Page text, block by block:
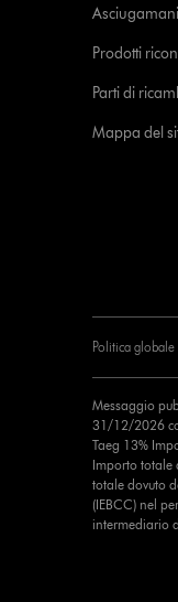
Asciugamani
Prodotti
Parti di
Mappa del
Politica globale
Messaggio
31/12/2026
Taeg 13%
Importo totale
totale dovuto
(IEBCC) nel
intermediario